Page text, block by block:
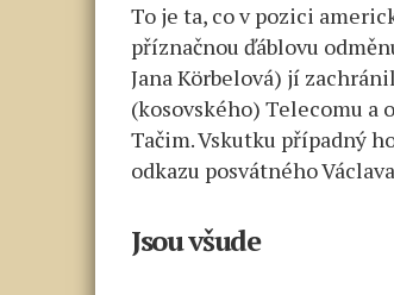
To je ta, co v pozici
příznačnou ďáblovu
Jana Körbelová) jí
(kosovského) Telecomu a
Tačim. Vskutku případný
odkazu posvátného
Jsou všude